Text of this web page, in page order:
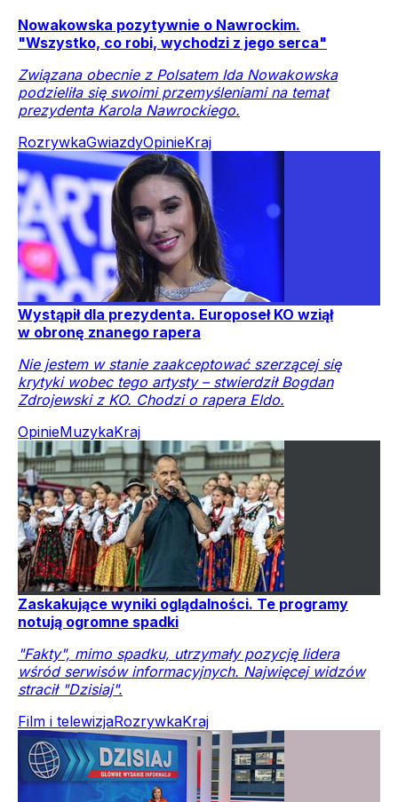
Nowakowska pozytywnie o Nawrockim.
"Wszystko, co robi, wychodzi z jego serca"
Związana obecnie z Polsatem Ida Nowakowska
podzieliła się swoimi przemyśleniami na temat
prezydenta Karola Nawrockiego.
RozrywkaGwiazdyOpinieKraj
Wystąpił dla prezydenta. Europoseł KO wziął
w obronę znanego rapera
Nie jestem w stanie zaakceptować szerzącej się
krytyki wobec tego artysty – stwierdził Bogdan
Zdrojewski z KO. Chodzi o rapera Eldo.
OpinieMuzykaKraj
Zaskakujące wyniki oglądalności. Te programy
notują ogromne spadki
"Fakty", mimo spadku, utrzymały pozycję lidera
wśród serwisów informacyjnych. Najwięcej widzów
stracił "Dzisiaj".
Film i telewizjaRozrywkaKraj